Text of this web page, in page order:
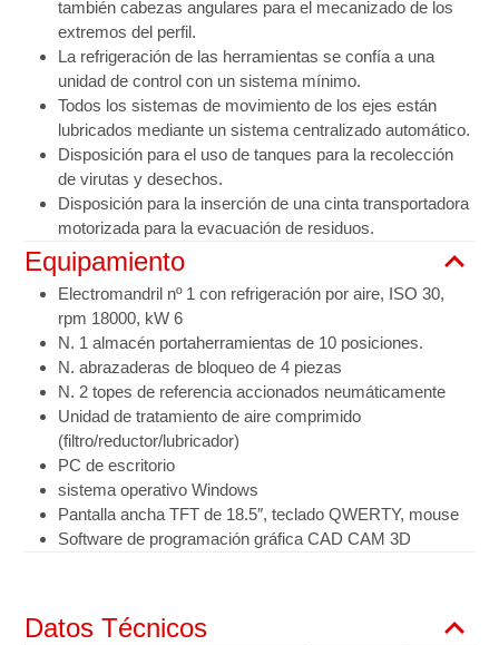
también cabezas angulares para el mecanizado de los
extremos del perfil.
La refrigeración de las herramientas se confía a una
unidad de control con un sistema mínimo.
Todos los sistemas de movimiento de los ejes están
lubricados mediante un sistema centralizado automático.
Disposición para el uso de tanques para la recolección
de virutas y desechos.
Disposición para la inserción de una cinta transportadora
motorizada para la evacuación de residuos.
Equipamiento
Electromandril nº 1 con refrigeración por aire, ISO 30,
rpm 18000, kW 6
N. 1 almacén portaherramientas de 10 posiciones.
N. abrazaderas de bloqueo de 4 piezas
N. 2 topes de referencia accionados neumáticamente
Unidad de tratamiento de aire comprimido
(filtro/reductor/lubricador)
PC de escritorio
sistema operativo Windows
Pantalla ancha TFT de 18.5″, teclado QWERTY, mouse
Software de programación gráfica CAD CAM 3D
Datos Técnicos